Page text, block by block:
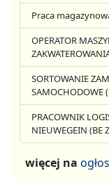
Praca
OPERATOR
SORTOWANIE
SAMOCHODOWE
PRACOWNIK
NIEUWEGEIN (BE
więcej na